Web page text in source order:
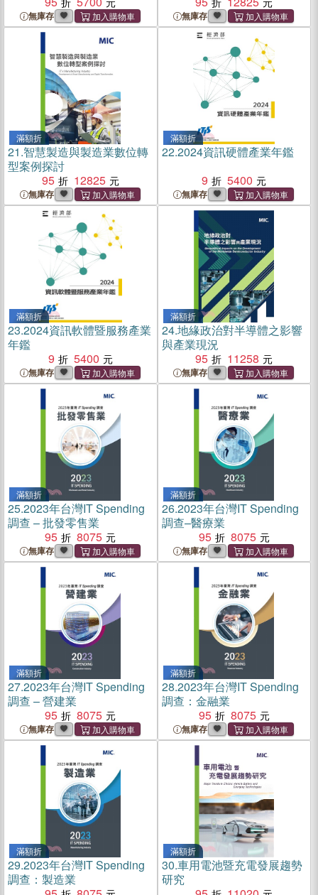
無庫存 無庫存
滿額折
21.智慧製造與製造業數位轉
型案例探討
95
12825
無庫存
滿額折
22.2024資訊硬體產業年鑑
9
5400
無庫存
滿額折
23.2024資訊軟體暨服務產業
年鑑
9
5400
無庫存
滿額折
24.地緣政治對半導體之影響
與產業現況
95
11258
無庫存
滿額折
25.2023年台灣IT Spending
調查 – 批發零售業
95
8075
無庫存
滿額折
26.2023年台灣IT Spending
調查–醫療業
95
8075
無庫存
滿額折
27.2023年台灣IT Spending
調查 – 營建業
95
8075
無庫存
滿額折
28.2023年台灣IT Spending
調查：金融業
95
8075
無庫存
滿額折
29.2023年台灣IT Spending
調查：製造業
滿額折
30.車用電池暨充電發展趨勢
研究